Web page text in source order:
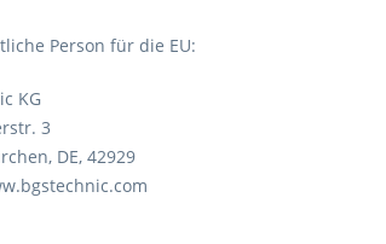
Person für die EU:
KG
3
DE, 42929